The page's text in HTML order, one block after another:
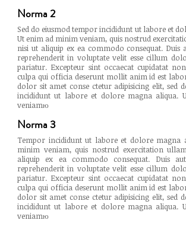
Norma 2
Sed do eiusmod tempor incididunt ut labore et
Ut enim ad minim veniam, quis nostrud
nisi ut aliquip ex ea commodo consequat.
reprehenderit in voluptate velit esse cillum
pariatur. Excepteur sint occaecat cupidatat
culpa qui officia deserunt mollit anim id est
dolor sit amet conse ctetur adipisicing elit, sed
incididunt ut labore et dolore magna aliqua.
veniamю
Norma 3
Tempor incididunt ut labore et dolore magna
minim veniam, quis nostrud exercitation
aliquip ex ea commodo consequat. Duis
reprehenderit in voluptate velit esse cillum
pariatur. Excepteur sint occaecat cupidatat
culpa qui officia deserunt mollit anim id est
dolor sit amet conse ctetur adipisicing elit, sed
incididunt ut labore et dolore magna aliqua.
veniamю